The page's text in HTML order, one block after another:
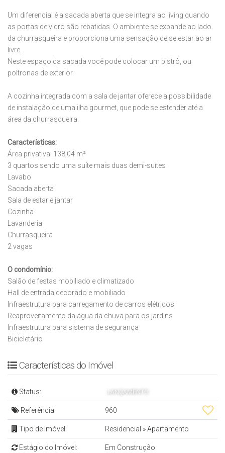
Um diferencial é a sacada aberta que se integra ao living quando
as portas de vidro são rebatidas. O ambiente se expande ao lado
da churrasqueira e proporciona uma sensação de se estar ao ar
livre.
Neste espaço da sacada você pode colocar um bistrô, ou
poltronas de exterior.
A cozinha integrada com a sala de jantar oferece a possibilidade
de instalação de uma ilha gourmet, que pode se estender até a
área da churrasqueira.
Características:
Área privativa: 138,04 m²
3 quartos sendo uma suíte mais duas demi-suítes
Lavabo
Sacada aberta
Sala de estar e jantar
Cozinha
Lavanderia
Churrasqueira
2 vagas
O condomínio:
Salão de festas mobiliado e climatizado
Hall de entrada decorado e mobiliado
Infraestrutura para carregamento de carros elétricos
Reaproveitamento da água da chuva para os jardins
Infraestrutura para sistema de segurança
Bicicletário
Características do Imóvel
Status: LANÇAMENTO
Referência: 960
Tipo de Imóvel: Residencial »Apartamento
Estágio do Imóvel: Em Construção